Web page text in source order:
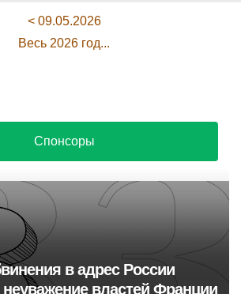
< 09.05.2026
Весь 2026 год...
Спонсоры
в адрес России
властей Франции